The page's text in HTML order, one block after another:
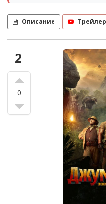
Описание Трейлер
2
0